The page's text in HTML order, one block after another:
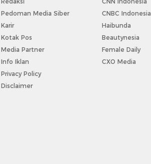
Pedoman Media Siber
Karir
Kotak Pos
Media Partner
Info Iklan
Privacy Policy
Disclaimer
CNBC Indonesia
Haibunda
Beautynesia
Female Daily
CXO Media